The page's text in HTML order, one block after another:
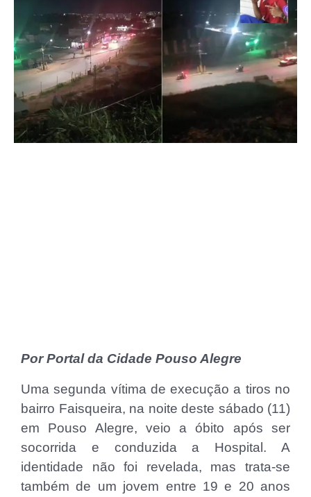
Por Portal da Cidade Pouso Alegre
Uma segunda vítima de execução a tiros no
bairro Faisqueira, na noite deste sábado (11)
em Pouso Alegre, veio a óbito após ser
socorrida e conduzida a Hospital. A
identidade não foi revelada, mas trata-se
também de um jovem entre 19 e 20 anos